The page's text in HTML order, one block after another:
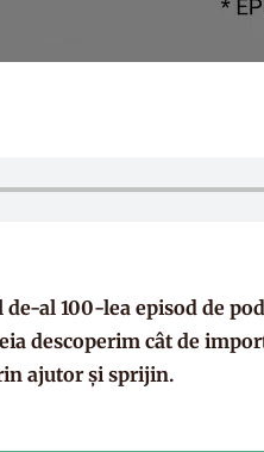
al 100-lea episod de
descoperim cât de
ajutor și sprijin.